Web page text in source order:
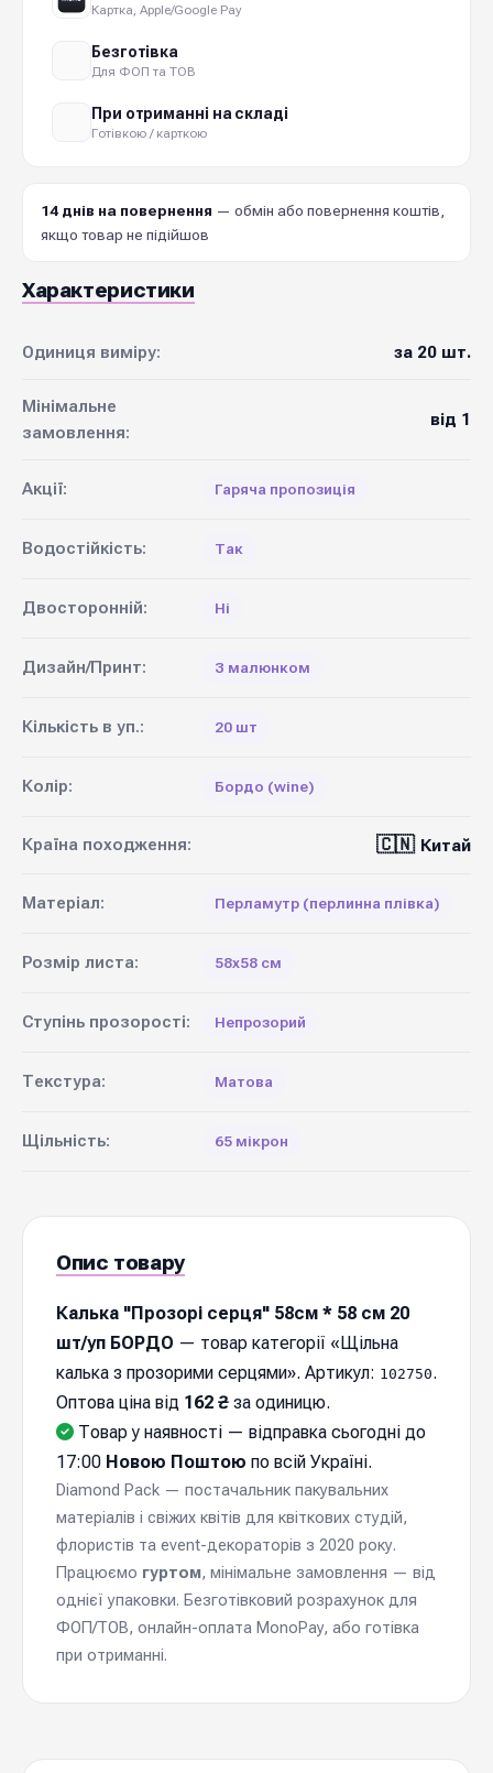
Картка, Apple/Google Pay
Безготівка
Для ФОП та ТОВ
При отриманні на складі
Готівкою / карткою
14 днів на повернення — обмін або повернення коштів,
якщо товар не підійшов
Характеристики
Одиниця виміру: за 20 шт.
Мінімальне
замовлення:
від 1
Акції: Гаряча пропозиція
Водостійкість: Так
Двосторонній: Ні
Дизайн/Принт: З малюнком
Кількість в уп.: 20 шт
Колір: Бордо (wine)
Країна походження: 🇨🇳 Китай
Матеріал: Перламутр (перлинна плівка)
Розмір листа: 58х58 см
Ступінь прозорості: Непрозорий
Текстура: Матова
Щільність: 65 мікрон
Опис товару
Калька "Прозорі серця" 58см * 58 см 20
шт/уп БОРДО — товар категорії «Щільна
калька з прозорими серцями». Артикул: 102750.
Оптова ціна від 162 ₴ за одиницю.
Товар у наявності — відправка cьогодні до
17:00 Новою Поштою по всій Україні.
Diamond Pack — постачальник пакувальних
матеріалів і свіжих квітів для квіткових студій,
флористів та event-декораторів з 2020 року.
Працюємо гуртом, мінімальне замовлення — від
однієї упаковки. Безготівковий розрахунок для
ФОП/ТОВ, онлайн-оплата MonoPay, або готівка
при отриманні.